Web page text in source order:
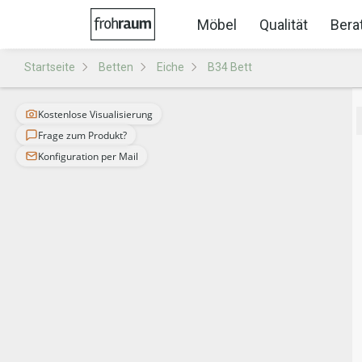
Möbel Qualität
Startseite Betten Eiche B34 Bett
Kostenlose Visualisierung
Frage zum Produkt?
Konfiguration per Mail